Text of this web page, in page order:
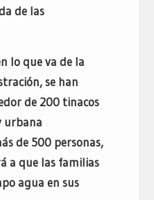
de las
lo que va de la
se han
de 200 tinacos
urbana
de 500 personas,
a que las familias
agua en sus